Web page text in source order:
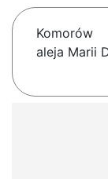
Komorów
aleja Marii